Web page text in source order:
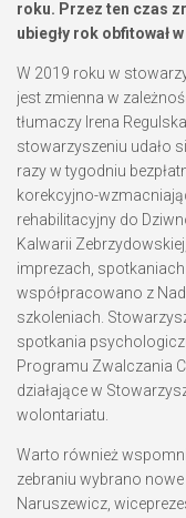
roku. Przez ten czas
ubiegły rok obfitował
W 2019 roku w
jest zmienna w
tłumaczy Irena
stowarzyszeniu udało
razy w tygodniu
korekcyjno-
rehabilitacyjny do
Kalwarii
imprezach,
współpracowano z
szkoleniach.
spotkania
Programu Zwalczania
działające w
wolontariatu.
Warto również
zebraniu wybrano nowe
Naruszewicz,